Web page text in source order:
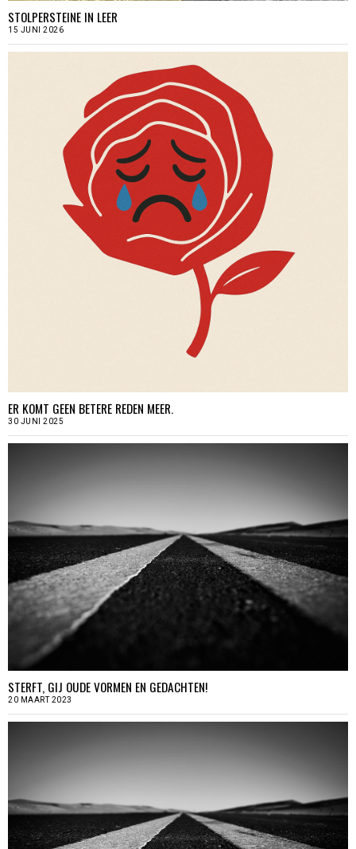
STOLPERSTEINE IN LEER
15 JUNI 2026
ER KOMT GEEN BETERE REDEN MEER.
30 JUNI 2025
STERFT, GIJ OUDE VORMEN EN GEDACHTEN!
20 MAART 2023